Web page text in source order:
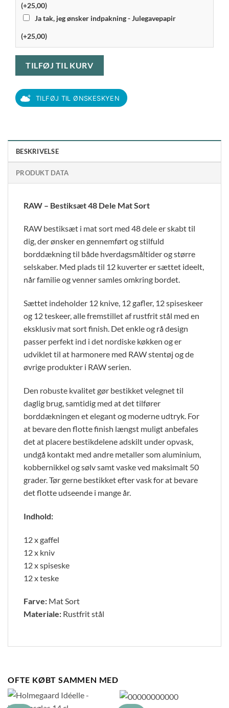
(+25,00)
Ja tak, jeg ønsker indpakning - Julegavepapir
(+25,00)
TILFØJ TIL KURV
TILFØJ TIL ØNSKESKYEN
BESKRIVELSE
PRODUKT DATA
RAW – Bestiksæt 48 Dele Mat Sort
RAW bestiksæt i mat sort med 48 dele er skabt til
dig, der ønsker en gennemført og stilfuld
borddækning til både hverdagsmåltider og større
selskaber. Med plads til 12 kuverter er sættet ideelt,
når familie og venner samles omkring bordet.
Sættet indeholder 12 knive, 12 gafler, 12 spiseskeer
og 12 teskeer, alle fremstillet af rustfrit stål med en
eksklusiv mat sort finish. Det enkle og rå design
passer perfekt ind i det nordiske køkken og er
udviklet til at harmonere med RAW stentøj og de
øvrige produkter i RAW serien.
Den robuste kvalitet gør bestikket velegnet til
daglig brug, samtidig med at det tilfører
borddækningen et elegant og moderne udtryk. For
at bevare den flotte finish længst muligt anbefales
det at placere bestikdelene adskilt under opvask,
undgå kontakt med andre metaller som aluminium,
kobbernikkel og sølv samt vaske ved maksimalt 50
grader. Tør gerne bestikket efter vask for at bevare
det flotte udseende i mange år.
Indhold:
12 x gaffel
12 x kniv
12 x spiseske
12 x teske
Farve: Mat Sort
Materiale: Rustfrit stål
OFTE KØBT SAMMEN MED